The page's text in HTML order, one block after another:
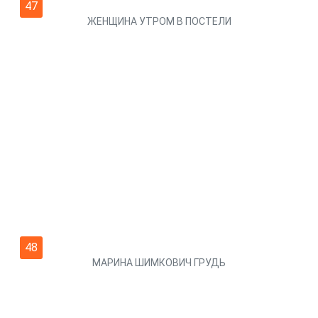
47
ЖЕНЩИНА УТРОМ В ПОСТЕЛИ
48
МАРИНА ШИМКОВИЧ ГРУДЬ